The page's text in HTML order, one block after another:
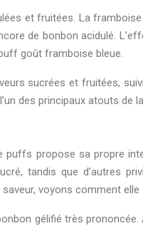
et fruitées. La
de bonbon acidulé.
goût framboise bleue.
sucrées et fruitées,
des principaux atouts de
propose sa propre
tandis que d’autres
voyons comment
gélifié très